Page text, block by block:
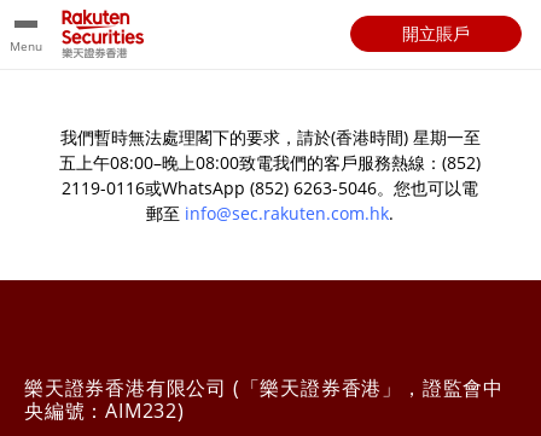
Menu
開立賬戶
我們暫時無法處理閣下的要求，請於(香港時間) 星期一至
五上午08:00–晚上08:00致電我們的客戶服務熱線：(852)
2119-0116或WhatsApp (852) 6263-5046。您也可以電
郵至 info@sec.rakuten.com.hk.
樂天證券香港有限公司 (「樂天證券香港」，證監會中
央編號：AIM232)